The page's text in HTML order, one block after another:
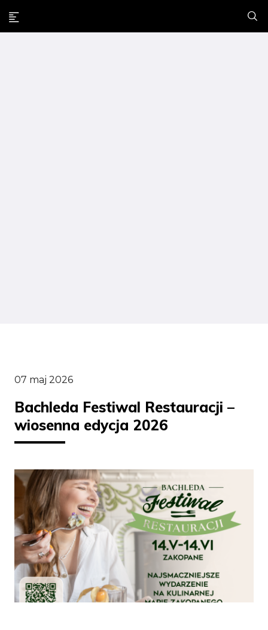
07 maj 2026
Bachleda Festiwal Restauracji –
wiosenna edycja 2026